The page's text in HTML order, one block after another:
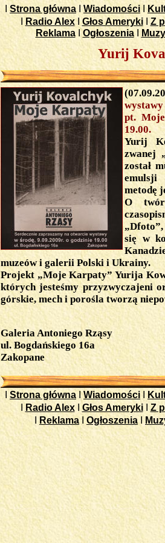
Strona główna Wiadomości
Radio Alex I Głos Ameryki Z
Reklama IOgłoszeniaI
Yurij
pt.
19.00.
Yurij
zwanej
został
emulsji
metodę
O
się w
muzeów i galerii Polski i Ukrainy.
Projekt „Moje Karpaty” Yurija
których jesteśmy przyzwyczajeni
górskie, mech i porośla tworzą
Galeria Antoniego Rząsy
ul. Bogdańskiego 16a
Zakopane
Strona główna I Wiadomości
Radio Alex Głos Ameryki Z
Reklama Ogłoszenia